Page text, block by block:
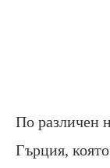
По различен
Гърция,